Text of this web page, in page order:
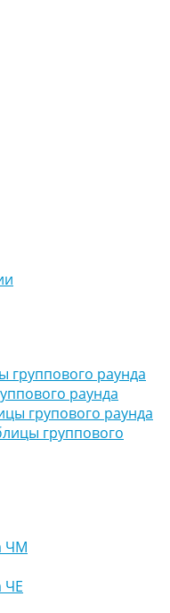
группового раунда
раунда
групового раунда
группового
ЧМ
ЧЕ